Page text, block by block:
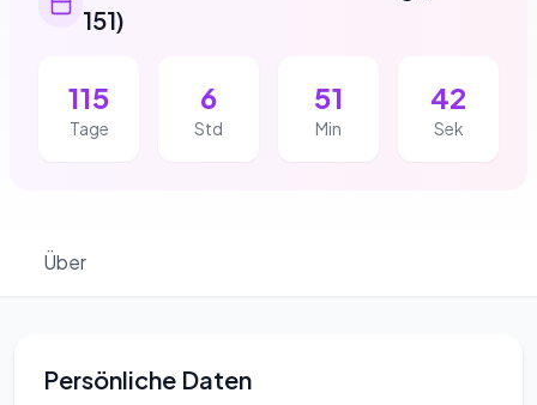
151)
115
Tage
6
Std
51
Min
42
Sek
Über
Persönliche Daten